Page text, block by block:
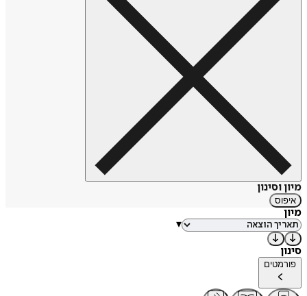
מיון וסינון
איפוס
מיון
▾
סינון
פורמטים